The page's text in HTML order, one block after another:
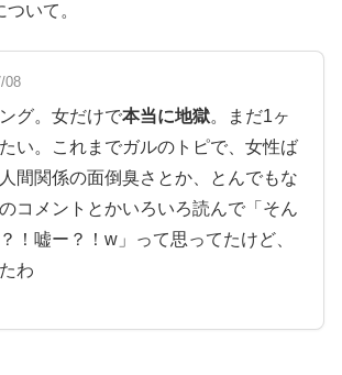
いて。
08
グ。女だけで本当に地獄。まだ1ヶ
い。これまでガルのトピで、女性ば
間関係の面倒臭さとか、とんでもな
コメントとかいろいろ読んで「そん
！嘘ー？！w」って思ってたけど、
わ